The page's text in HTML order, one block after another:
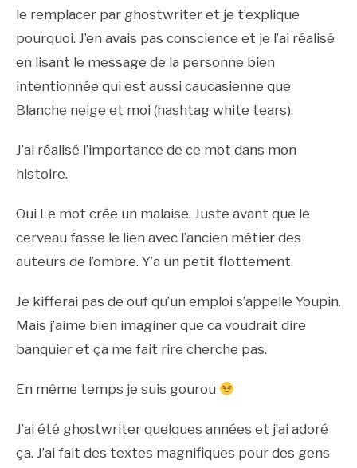
le remplacer par ghostwriter et je t’explique
pourquoi. J’en avais pas conscience et je l’ai réalisé
en lisant le message de la personne bien
intentionnée qui est aussi caucasienne que
Blanche neige et moi (hashtag white tears).
J’ai réalisé l’importance de ce mot dans mon
histoire.
Oui Le mot crée un malaise. Juste avant que le
cerveau fasse le lien avec l’ancien métier des
auteurs de l’ombre. Y’a un petit flottement.
Je kifferai pas de ouf qu’un emploi s’appelle Youpin.
Mais j’aime bien imaginer que ca voudrait dire
banquier et ça me fait rire cherche pas.
En même temps je suis gourou
J’ai été ghostwriter quelques années et j’ai adoré
ça. J’ai fait des textes magnifiques pour des gens